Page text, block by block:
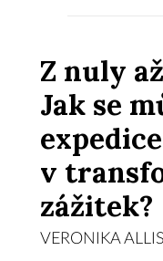
Z nuly
Jak se
v
zážitek?
VERONIKA